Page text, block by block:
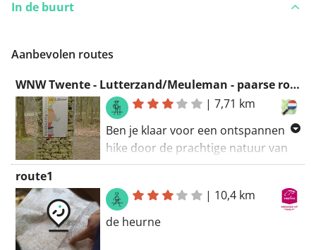
In de buurt
Aanbevolen routes
WNW Twente - Lutterzand/Meuleman - paarse route
|7,71 km
Ben je klaar voor een ontspannen
hike door de prachtige natuur van
Oost-Nederland? De paarse route
Lutterzand biedt je een gemakkelijke
en toegankelijke wandeling van 7,7
route1
| 10,4 km
de heurne